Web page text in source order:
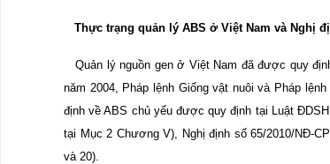
Thực trạng quản lý ABS ở Việt Nam và Nghị
Quản lý nguồn gen ở Việt Nam đã được quy
năm 2004, Pháp lệnh Giống vật nuôi và Pháp
định về ABS chủ yếu được quy định tại Luật
tại Mục 2 Chương V), Nghị định số 65/2010/NĐ-
và 20).